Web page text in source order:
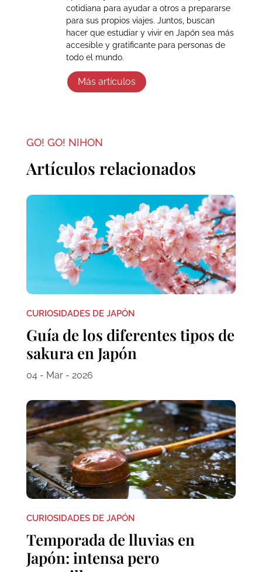
cotidiana para ayudar a otros a prepararse
para sus propios viajes. Juntos, buscan
hacer que estudiar y vivir en Japón sea más
accesible y gratificante para personas de
todo el mundo.
Más artículos
GO! GO! NIHON
Artículos relacionados
CURIOSIDADES DE JAPÓN
Guía de los diferentes tipos de
sakura en Japón
04 - Mar - 2026
CURIOSIDADES DE JAPÓN
Temporada de lluvias en
Japón: intensa pero